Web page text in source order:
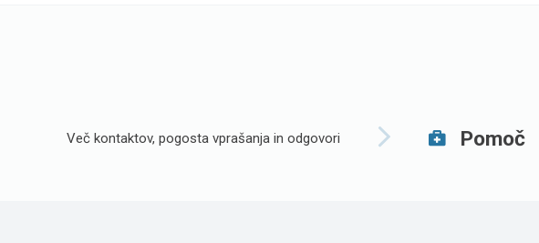
Več kontaktov, pogosta vprašanja in odgovori Pomoč